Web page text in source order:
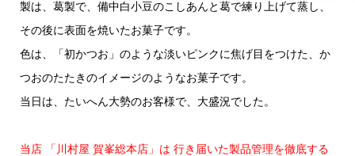
製は、葛製で、備中白小豆のこしあんと葛で練り上げて蒸し、
その後に表面を焼いたお菓子です。
色は、「初かつお」のような淡いピンクに焦げ目をつけた、か
つおのたたきのイメージのようなお菓子です。
当日は、たいへん大勢のお客様で、大盛況でした。
当店 「川村屋 賀峯総本店」は 行き届いた製品管理を徹底する